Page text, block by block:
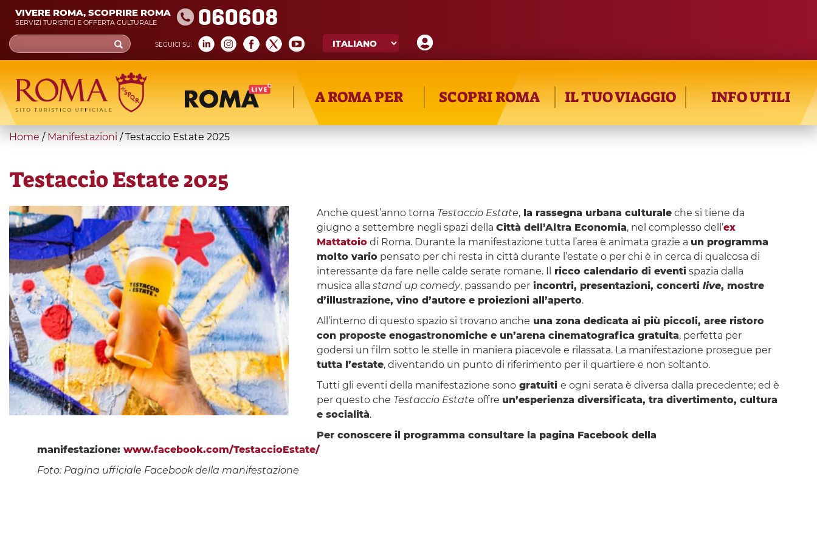
Skip
main
content
VIVERE ROMA, SCOPRIRE ROMA
SERVIZI TURISTICI E OFFERTA CULTURALE 060608
SEGUICI SU:
Search
form
Cerca
A ROMA PER SCOPRI ROMA IL TUO VIAGGIO INFO UTILI
You
here
Home / Manifestazioni /Testaccio Estate 2025
Testaccio Estate 2025
Anche quest’anno torna Testaccio Estate,la rassegna urbana culturaleche si tiene da
giugno a settembre negli spazi della Città dell’Altra Economia, nel complesso dell’ex
Mattatoiodi Roma. Durante la manifestazione tutta l’area è animata grazie a un programma
molto variopensato per chi resta in città durante l’estate o per chi è in cerca di qualcosa di
interessante da fare nelle calde serate romane. Il
ricco calendario di eventispazia dalla
musica alla stand up comedy, passando perincontri, presentazioni, concerti live, mostre
d’illustrazione, vino d’autore e proiezioni all’aperto.
All’interno di questo spazio si trovano anche una zona dedicata ai più piccoli, aree ristoro
con proposte enogastronomiche e un’arena cinematografica gratuita, perfetta per
godersi un film sotto le stelle in maniera piacevole e rilassata. La manifestazione prosegue per
tutta l’estate, diventando un punto di riferimento per il quartiere e non soltanto.
Tutti gli eventi della manifestazione sonogratuiti e ogni serata è diversa dalla precedente; ed è
per questo che Testaccio Estate offre un’esperienza diversificata, tra divertimento, cultura
e socialità.
Per conoscere il programma consultare la pagina Facebook della
manifestazione: www.facebook.com/TestaccioEstate/
Foto: Pagina ufficiale Facebook della manifestazione